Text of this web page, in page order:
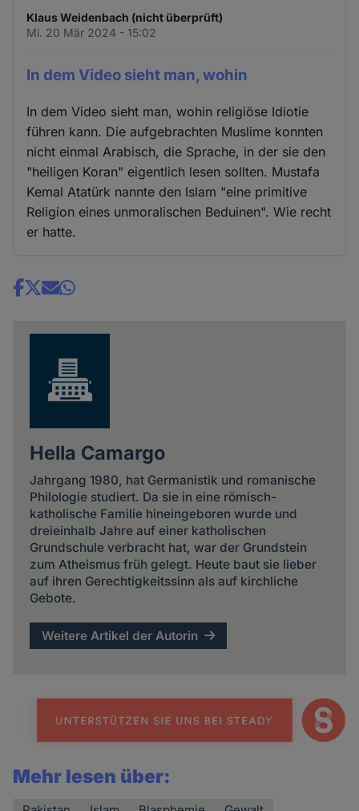
Klaus Weidenbach (nicht überprüft)
Mi. 20 Mär 2024 - 15:02
In dem Video sieht man, wohin
In dem Video sieht man, wohin religiöse Idiotie
führen kann. Die aufgebrachten Muslime konnten
nicht einmal Arabisch, die Sprache, in der sie den
"heiligen Koran" eigentlich lesen sollten. Mustafa
Kemal Atatürk nannte den Islam "eine primitive
Religion eines unmoralischen Beduinen". Wie recht
er hatte.
Share
Hella Camargo
Jahrgang 1980, hat Germanistik und romanische
Philologie studiert. Da sie in eine römisch-
katholische Familie hineingeboren wurde und
dreieinhalb Jahre auf einer katholischen
Grundschule verbracht hat, war der Grundstein
zum Atheismus früh gelegt. Heute baut sie lieber
auf ihren Gerechtigkeitssinn als auf kirchliche
Gebote.
Weitere Artikel der Autorin
Mehr lesen über: